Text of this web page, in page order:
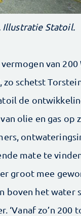
Illustratie Statoil.
van
schetst
de
olie en gas op
mate te
groot mee
boven het
‘Vanaf zo’n 200